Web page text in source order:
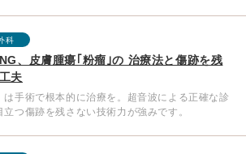
科
、皮膚腫瘍｢粉瘤｣の 治療法と傷跡を残
夫
は手術で根本的に治療を。超音波による正確な診
立つ傷跡を残さない技術力が強みです。